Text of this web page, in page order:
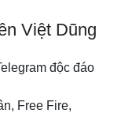
Việt Dũng
độc đáo
Free Fire,